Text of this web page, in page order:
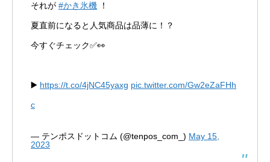
それが #かき氷機 ！
夏直前になると人気商品は品薄に！？
今すぐチェック✅👀
▶️ https://t.co/4jNC45yaxg pic.twitter.com/Gw2eZaFHh
c
— テンポスドットコム (@tenpos_com_) May 15,
2023